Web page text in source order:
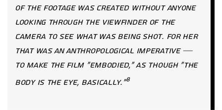
of the footage was created without anyone
looking through the viewfinder of the
camera to see what was being shot. For her
that was an anthropological imperative —
to make the film "embodied," as though "the
body is the eye, basically."8